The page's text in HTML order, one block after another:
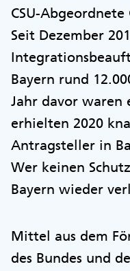
CSU-
Seit Dezember
Bayern rund
Jahr davor waren
erhielten 2020
Antragsteller in
Wer keinen
Bayern wieder
Mittel aus dem
des Bundes und